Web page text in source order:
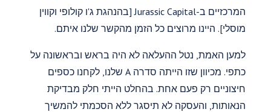
המרכזיים ב-Jurassic Capital [בהנהגת ג'ו קולופי וקווין
מוסלי]. היינו מרוצים כל הזמן מהקשר שלנו איתם.
למען האמת, נטל ההעלאה לא היה בראש ובראשונה על
כתפי. מכיוון שזו הייתה סדרה A שלנו, לקחנו כספים
חיצוניים רק פעם אחת. בהחלט הייתי חלק מבדיקת
הנאותות, והעסקה לא תיסגר ללא הסכמתי להמשיך